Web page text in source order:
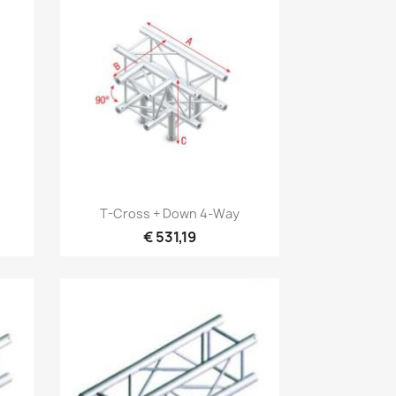
Snel bekijken
T-Cross + Down 4-Way
€ 531,19